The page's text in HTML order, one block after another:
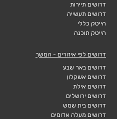
דרושים תיירות
דרושים תעשייה
הייטק כללי
הייטק תוכנה
דרושים לפי איזורים - המשך
דרושים באר שבע
דרושים אשקלון
דרושים אילת
דרושים ירושלים
דרושים בית שמש
דרושים מעלה אדומים